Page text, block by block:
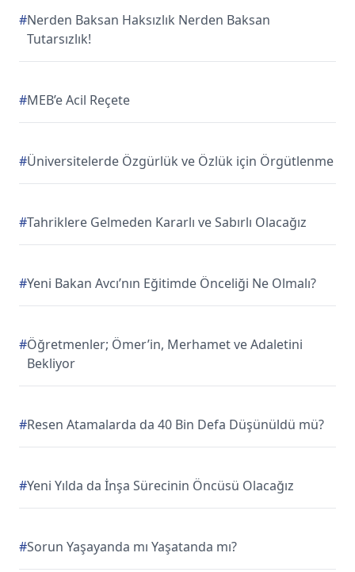
#Nerden Baksan Haksızlık Nerden Baksan
Tutarsızlık!
#MEB’e Acil Reçete
#Üniversitelerde Özgürlük ve Özlük için Örgütlenme
#Tahriklere Gelmeden Kararlı ve Sabırlı Olacağız
#Yeni Bakan Avcı’nın Eğitimde Önceliği Ne Olmalı?
#Öğretmenler; Ömer’in, Merhamet ve Adaletini
Bekliyor
#Resen Atamalarda da 40 Bin Defa Düşünüldü mü?
#Yeni Yılda da İnşa Sürecinin Öncüsü Olacağız
#Sorun Yaşayanda mı Yaşatanda mı?